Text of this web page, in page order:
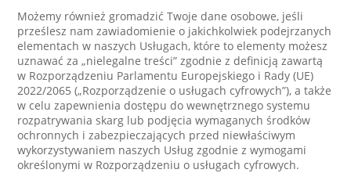
Możemy również gromadzić Twoje dane osobowe, jeśli
prześlesz nam zawiadomienie o jakichkolwiek podejrzanych
elementach w naszych Usługach, które to elementy możesz
uznawać za „nielegalne treści” zgodnie z definicją zawartą
w Rozporządzeniu Parlamentu Europejskiego i Rady (UE)
2022/2065 („Rozporządzenie o usługach cyfrowych”), a także
w celu zapewnienia dostępu do wewnętrznego systemu
rozpatrywania skarg lub podjęcia wymaganych środków
ochronnych i zabezpieczających przed niewłaściwym
wykorzystywaniem naszych Usług zgodnie z wymogami
określonymi w Rozporządzeniu o usługach cyfrowych.